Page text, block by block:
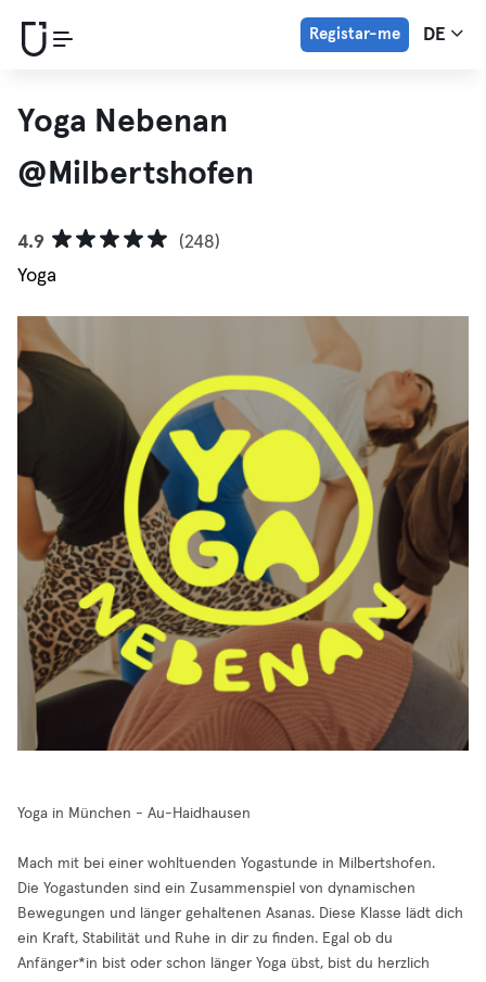
Registar-me DE
Yoga Nebenan
@Milbertshofen
4.9
(248)
Yoga
Yoga in München - Au-Haidhausen
Mach mit bei einer wohltuenden Yogastunde in Milbertshofen.
Die Yogastunden sind ein Zusammenspiel von dynamischen
Bewegungen und länger gehaltenen Asanas. Diese Klasse lädt dich
ein Kraft, Stabilität und Ruhe in dir zu finden. Egal ob du
Anfänger*in bist oder schon länger Yoga übst, bist du herzlich